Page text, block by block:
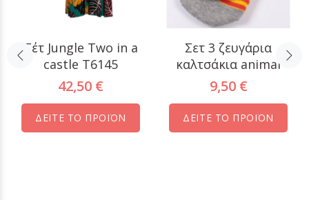
Σέτ Jungle Two in a
castle T6145
42,50 €
ΔΕΙΤΕ ΤΟ ΠΡΟΪΟΝ
Σετ 3 ζευγάρια
καλτσάκια animal
9,50 €
ΔΕΙΤΕ ΤΟ ΠΡΟΪΟΝ